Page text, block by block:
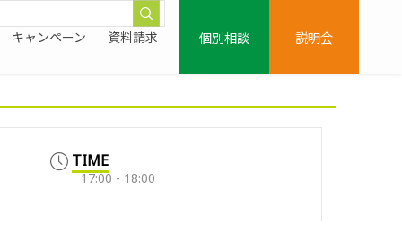
キャンペーン 資料請求
個別相談
説明会
TIME
17:00 - 18:00